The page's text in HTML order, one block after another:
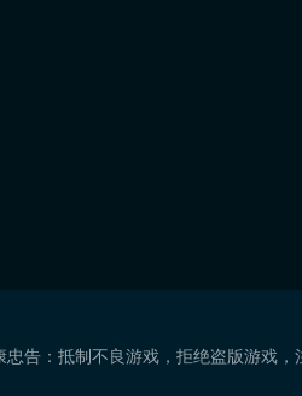
忠告：抵制不良游戏，拒绝盗版游戏